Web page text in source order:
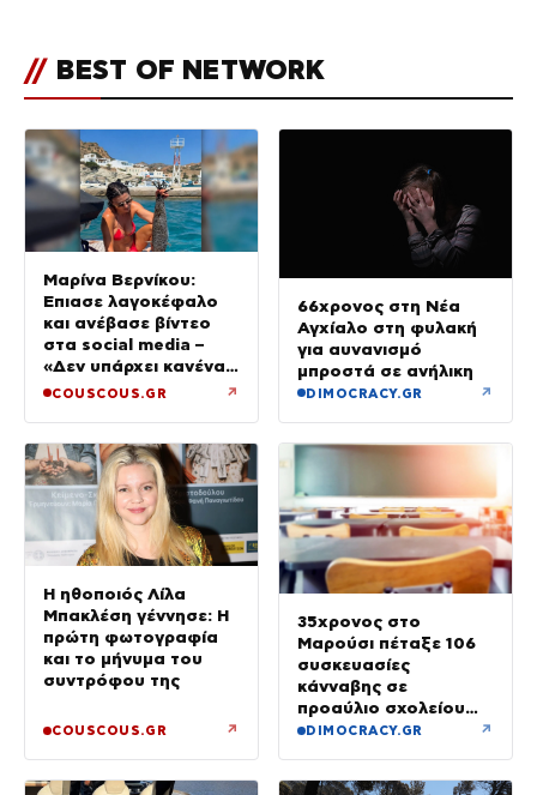
// BEST OF NETWORK
Μαρίνα Βερνίκου:
Έπιασε λαγοκέφαλο
και ανέβασε βίντεο
στα social media –
«Δεν υπάρχει κανένας
λόγος να φοβόμαστε»
COUSCOUS.GR ↗
66χρονος στη Νέα
Αγχίαλο στη φυλακή
για αυνανισμό
μπροστά σε ανήλικη
DIMOCRACY.GR ↗
Η ηθοποιός Λίλα
Μπακλέση γέννησε: Η
πρώτη φωτογραφία
και το μήνυμα του
συντρόφου της
COUSCOUS.GR ↗
35χρονος στο
Μαρούσι πέταξε 106
συσκευασίες
κάνναβης σε
προαύλιο σχολείου
και έφυγε μόλις είδε
DIMOCRACY.GR ↗